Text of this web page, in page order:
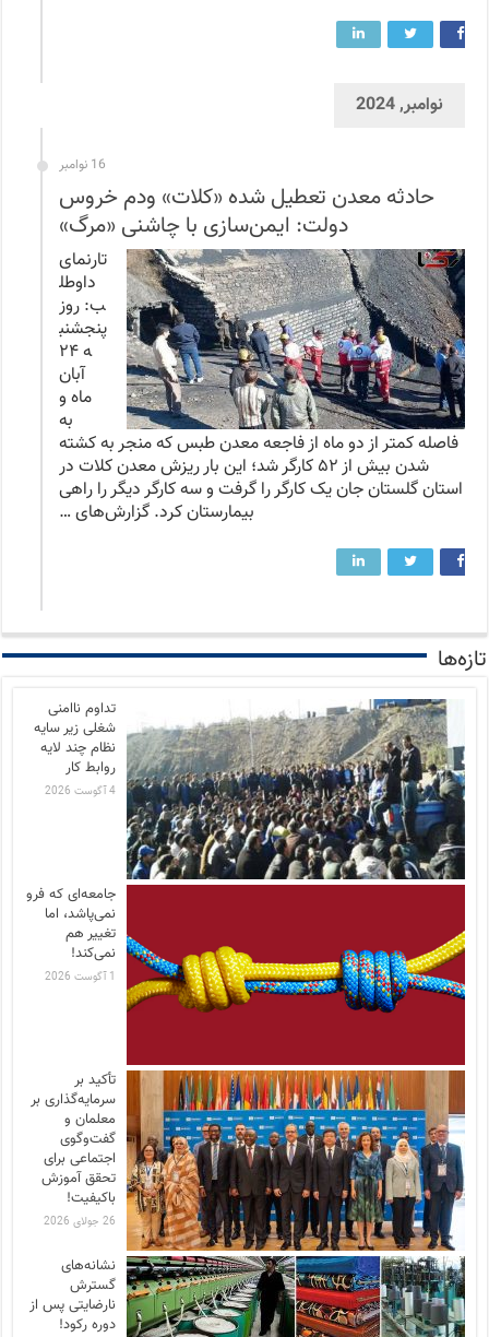
نوامبر, 2024
16 نوامبر
حادثه معدن تعطیل شده «کلات» ودم خروس
دولت: ایمن‌سازی با چاشنی «مرگ»
تارنمای
داوطل
ب: روز
پنجشنب
ه ۲۴
آبان
ماه و
به
فاصله کمتر از دو ماه از فاجعه معدن طبس که منجر به کشته
شدن بیش از ۵۲ کارگر شد؛ این بار ریزش معدن کلات در
استان گلستان جان یک کارگر را گرفت و سه کارگر دیگر را راهی
بیمارستان کرد. گزارش‌های …
تازه‌ها
تداوم ناامنی
شغلی زیر سایه
نظام چند لایه
روابط کار
4 آگوست 2026
جامعه‌ای که فرو
نمی‌پاشد، اما
تغییر هم
نمی‌کند!
1 آگوست 2026
تأکید بر
سرمایه‌گذاری بر
معلمان و
گفت‌وگوی
اجتماعی برای
تحقق آموزش
باکیفیت!
26 جولای 2026
نشانه‌های
گسترش
نارضایتی‌ پس از
دوره رکود!